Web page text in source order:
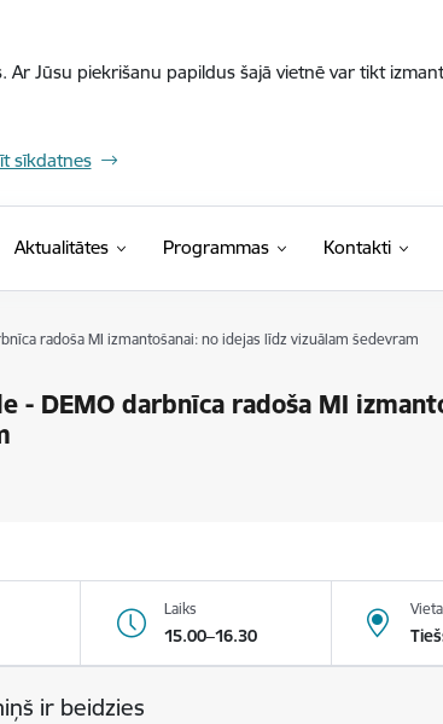
Jūsu piekrišanu papildus šajā vietnē var tikt
sīkdatnes
Aktualitātes Programmas Kontakti
radoša MI izmantošanai: no idejas līdz vizuālam šedevram
- DEMO darbnīca radoša MI
Laiks
15.00–16.30
Vieta
ir beidzies